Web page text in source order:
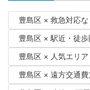
豊島区 × 救急対応な
豊島区 × 駅近・徒歩
豊島区 × 人気エリア
豊島区 × 遠方交通